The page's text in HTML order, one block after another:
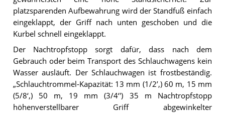
platzsparenden Aufbewahrung wird der Standfuß einfach
eingeklappt, der Griff nach unten geschoben und die
Kurbel schnell eingeklappt.
Der Nachtropfstopp sorgt dafür, dass nach dem
Gebrauch oder beim Transport des Schlauchwagens kein
Wasser ausläuft. Der Schlauchwagen ist frostbeständig.
„Schlauchtrommel-Kapazität: 13 mm (1/2’‚) 60 m, 15 mm
(5/8‘‚) 50 m, 19 mm (3/4‘') 35 m Nachtropfstopp
höhenverstellbarer Griff abgewinkelter